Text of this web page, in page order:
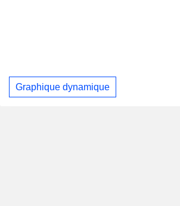
Graphique dynamique